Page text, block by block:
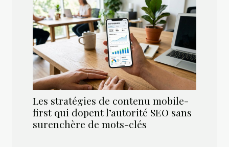
Les stratégies de contenu mobile-
first qui dopent l’autorité SEO sans
surenchère de mots-clés